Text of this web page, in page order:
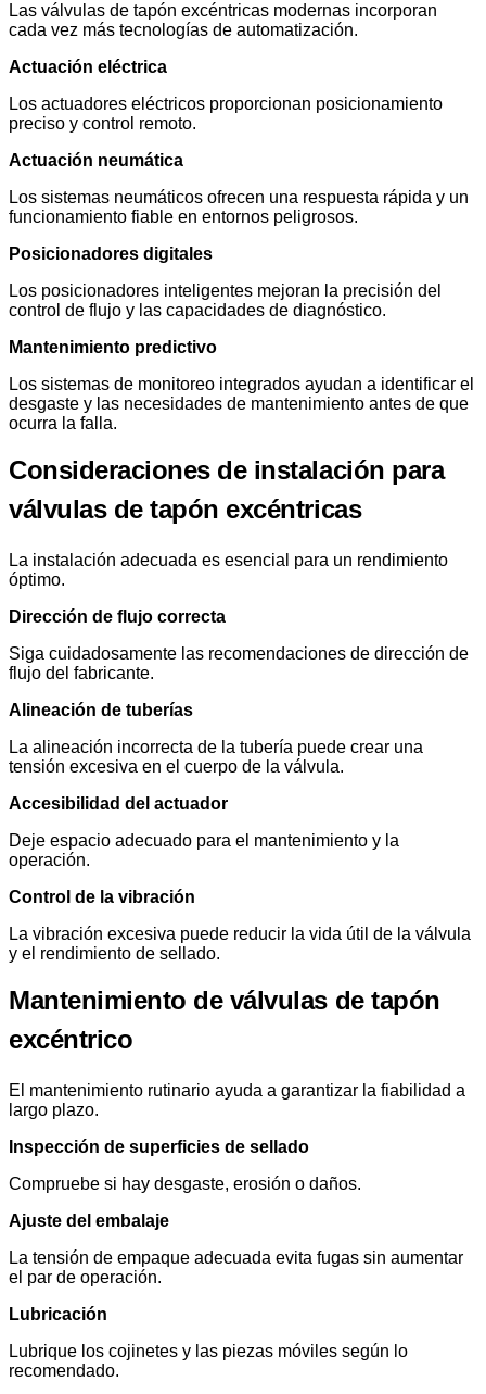
Las válvulas de tapón excéntricas modernas incorporan
cada vez más tecnologías de automatización.
Actuación eléctrica
Los actuadores eléctricos proporcionan posicionamiento
preciso y control remoto.
Actuación neumática
Los sistemas neumáticos ofrecen una respuesta rápida y un
funcionamiento fiable en entornos peligrosos.
Posicionadores digitales
Los posicionadores inteligentes mejoran la precisión del
control de flujo y las capacidades de diagnóstico.
Mantenimiento predictivo
Los sistemas de monitoreo integrados ayudan a identificar el
desgaste y las necesidades de mantenimiento antes de que
ocurra la falla.
Consideraciones de instalación para
válvulas de tapón excéntricas
La instalación adecuada es esencial para un rendimiento
óptimo.
Dirección de flujo correcta
Siga cuidadosamente las recomendaciones de dirección de
flujo del fabricante.
Alineación de tuberías
La alineación incorrecta de la tubería puede crear una
tensión excesiva en el cuerpo de la válvula.
Accesibilidad del actuador
Deje espacio adecuado para el mantenimiento y la
operación.
Control de la vibración
La vibración excesiva puede reducir la vida útil de la válvula
y el rendimiento de sellado.
Mantenimiento de válvulas de tapón
excéntrico
El mantenimiento rutinario ayuda a garantizar la fiabilidad a
largo plazo.
Inspección de superficies de sellado
Compruebe si hay desgaste, erosión o daños.
Ajuste del embalaje
La tensión de empaque adecuada evita fugas sin aumentar
el par de operación.
Lubricación
Lubrique los cojinetes y las piezas móviles según lo
recomendado.